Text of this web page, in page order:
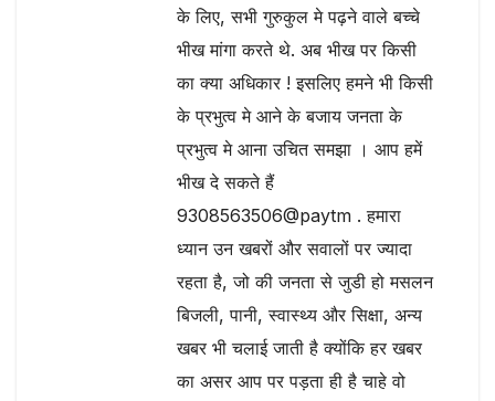
के लिए, सभी गुरुकुल मे पढ़ने वाले बच्चे
भीख मांगा करते थे. अब भीख पर किसी
का क्या अधिकार ! इसलिए हमने भी किसी
के प्रभुत्व मे आने के बजाय जनता के
प्रभुत्व मे आना उचित समझा । आप हमें
भीख दे सकते हैं
9308563506@paytm . हमारा
ध्यान उन खबरों और सवालों पर ज्यादा
रहता है, जो की जनता से जुडी हो मसलन
बिजली, पानी, स्वास्थ्य और सिक्षा, अन्य
खबर भी चलाई जाती है क्योंकि हर खबर
का असर आप पर पड़ता ही है चाहे वो